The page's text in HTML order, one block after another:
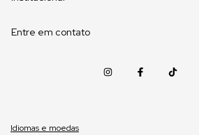
Entre em contato
Idiomas e moedas